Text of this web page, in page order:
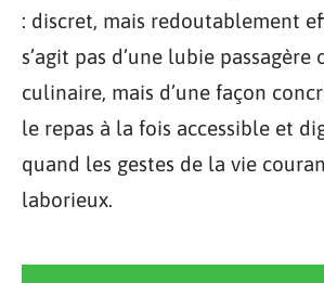
: discret, mais redoutablement
s’agit pas d’une lubie passagère
culinaire, mais d’une façon
le repas à la fois accessible et
quand les gestes de la vie
laborieux.